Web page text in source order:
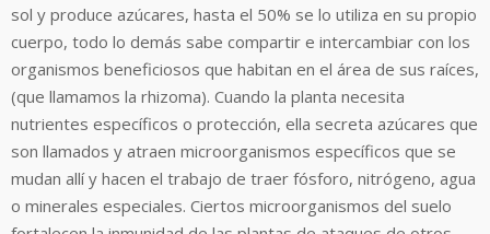
sol y produce azúcares, hasta el 50% se lo utiliza en su propio
cuerpo, todo lo demás sabe compartir e intercambiar con los
organismos beneficiosos que habitan en el área de sus raíces,
(que llamamos la rhizoma). Cuando la planta necesita
nutrientes específicos o protección, ella secreta azúcares que
son llamados y atraen microorganismos específicos que se
mudan allí y hacen el trabajo de traer fósforo, nitrógeno, agua
o minerales especiales. Ciertos microorganismos del suelo